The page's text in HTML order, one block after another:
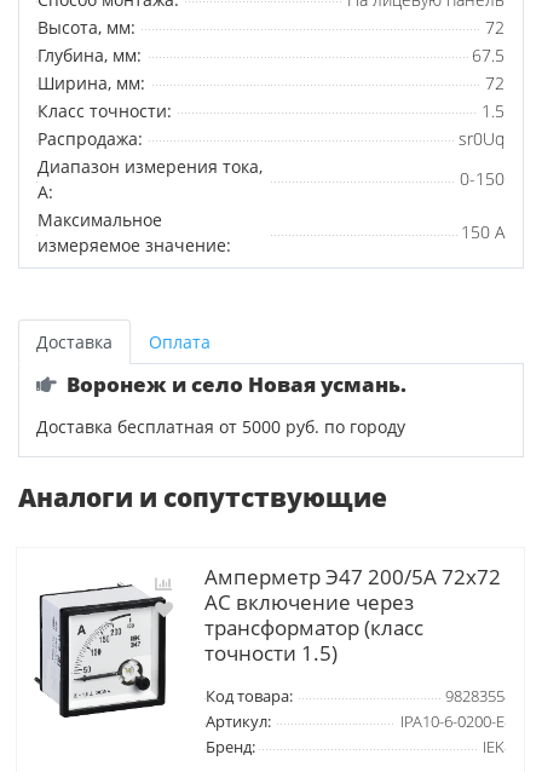
Высота, мм:
72
Глубина, мм:
67.5
Ширина, мм:
72
Класс точности:
1.5
Распродажа:
sr0Uq
Диапазон измерения тока,
А:
0-150
Максимальное
измеряемое значение:
150 А
Доставка Оплата
Воронеж и село Новая усмань.
Доставка бесплатная от 5000 руб. по городу
Аналоги и сопутствующие
Амперметр Э47 200/5А 72х72
AC включение через
трансформатор (класс
точности 1.5)
Код товара:
9828355
Артикул:
IPA10-6-0200-E
Бренд:
IEK